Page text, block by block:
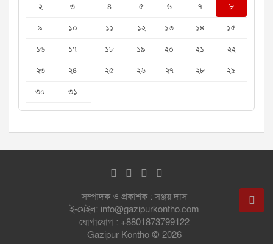
২
৩ ৪ ৫ ৬ ৭
৮
৯
১০ ১১ ১২ ১৩ ১৪
১৫
১৬
১৭ ১৮ ১৯ ২০ ২১
২২
২৩
২৪ ২৫ ২৬ ২৭ ২৮
২৯
৩০
৩১
সম্পাদক ও প্রকাশক : সঞ্জয় দাস
ই-মেইল: info@gazipurkontho.com
যোগাযোগ : +8801873799122
Gazipur Kontho © 2026